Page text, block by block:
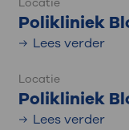
Locatie
Polikliniek
Lees verder
Locatie
Polikliniek
Lees verder